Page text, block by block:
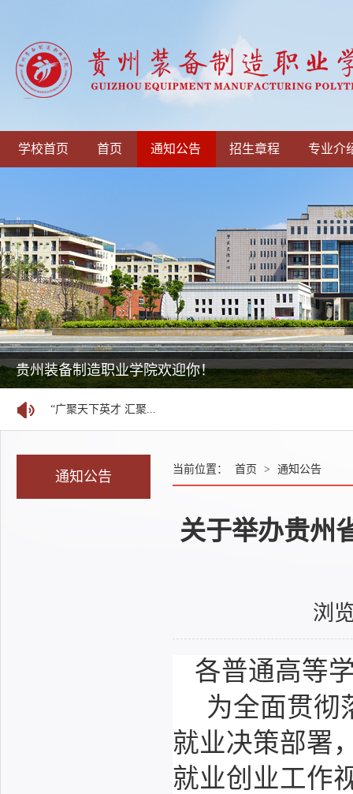
学校首页 首页 通知公告 招生章程 专业介
国家24365大学生就业服务平台
贵州装备制造职业学院欢迎你！
贵州省2025年普通高等...
关于举办贵州省2026年...
“广聚天下英才 汇聚...
【志愿代码：0763】贵...
贵州装备制造职业学院...
贵州装备制造职业学院...
通知公告 当前位置： 首页 > 通知公告
关于举办贵州
浏
各普通高等
为全面贯彻
就业决策部署
就业创业工作